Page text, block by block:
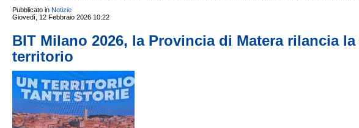
Pubblicato in Notizie
Giovedì, 12 Febbraio 2026 10:22
BIT Milano 2026, la Provincia di Matera rilancia
territorio